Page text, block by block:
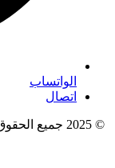
الواتساب
اتصال
© 2025 جميع الحقوق محفوظة , شركة الجدوى لتقنية المعلومات .